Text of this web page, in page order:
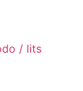
/ lits